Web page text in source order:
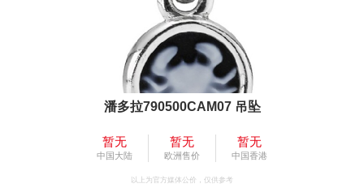
潘多拉790500CAM07 吊坠
暂无
中国大陆
暂无
欧洲售价
暂无
中国香港
以上为官方媒体公价，仅供参考